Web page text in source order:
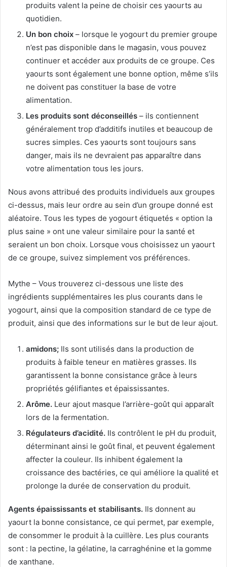
produits valent la peine de choisir ces yaourts au
quotidien.
Un bon choix – lorsque le yogourt du premier groupe
n’est pas disponible dans le magasin, vous pouvez
continuer et accéder aux produits de ce groupe. Ces
yaourts sont également une bonne option, même s’ils
ne doivent pas constituer la base de votre
alimentation.
Les produits sont déconseillés – ils contiennent
généralement trop d’additifs inutiles et beaucoup de
sucres simples. Ces yaourts sont toujours sans
danger, mais ils ne devraient pas apparaître dans
votre alimentation tous les jours.
Nous avons attribué des produits individuels aux groupes
ci-dessus, mais leur ordre au sein d’un groupe donné est
aléatoire. Tous les types de yogourt étiquetés « option la
plus saine » ont une valeur similaire pour la santé et
seraient un bon choix. Lorsque vous choisissez un yaourt
de ce groupe, suivez simplement vos préférences.
Mythe – Vous trouverez ci-dessous une liste des
ingrédients supplémentaires les plus courants dans le
yogourt, ainsi que la composition standard de ce type de
produit, ainsi que des informations sur le but de leur ajout.
amidons; Ils sont utilisés dans la production de
produits à faible teneur en matières grasses. Ils
garantissent la bonne consistance grâce à leurs
propriétés gélifiantes et épaississantes.
Arôme. Leur ajout masque l’arrière-goût qui apparaît
lors de la fermentation.
Régulateurs d’acidité. Ils contrôlent le pH du produit,
déterminant ainsi le goût final, et peuvent également
affecter la couleur. Ils inhibent également la
croissance des bactéries, ce qui améliore la qualité et
prolonge la durée de conservation du produit.
Agents épaississants et stabilisants. Ils donnent au
yaourt la bonne consistance, ce qui permet, par exemple,
de consommer le produit à la cuillère. Les plus courants
sont : la pectine, la gélatine, la carraghénine et la gomme
de xanthane.